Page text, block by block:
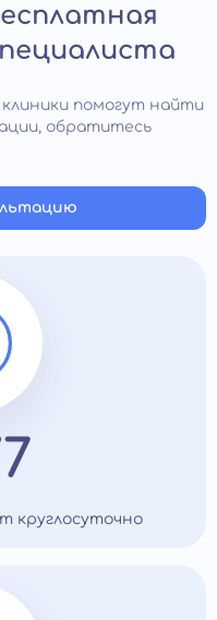
помогут найти
обратитесь
круглосуточно